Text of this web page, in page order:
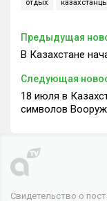
отдых казахстанцы
Предыдущая
В Казахстане
Следующая
18 июля в
символов
Свидетельство о